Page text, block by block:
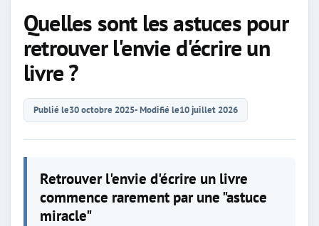
Quelles sont les astuces pour
retrouver l'envie d'écrire un
livre ?
Publié le30 octobre 2025- Modifié le10 juillet 2026
Retrouver l'envie d'écrire un livre
commence rarement par une "astuce
miracle"